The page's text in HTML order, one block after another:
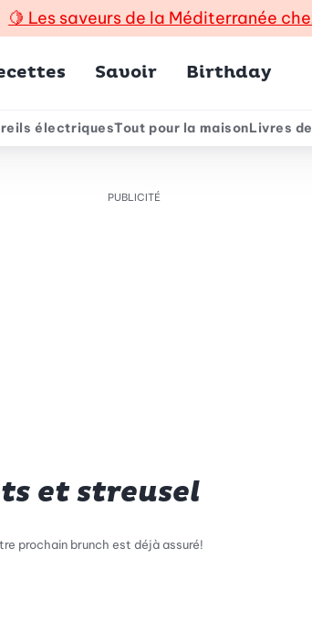
🍋 Les saveurs de la Méditerranée
Savoir Birthday
électriquesTout pour la maisonLivres
PUBLICITÉ
et streusel
prochain brunch est déjà assuré!